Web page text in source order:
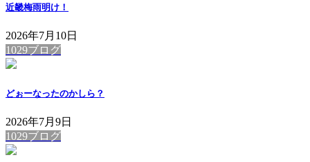
近畿梅雨明け！
2026年7月10日
1029ブログ
どぉーなったのかしら？
2026年7月9日
1029ブログ